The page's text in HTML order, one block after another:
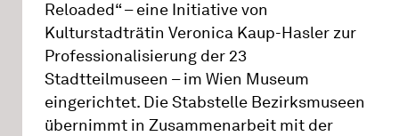
Reloaded“ – eine Initiative von
Kulturstadträtin Veronica Kaup-Hasler zur
Professionalisierung der 23
Stadtteilmuseen – im Wien Museum
eingerichtet. Die Stabstelle Bezirksmuseen
übernimmt in Zusammenarbeit mit der